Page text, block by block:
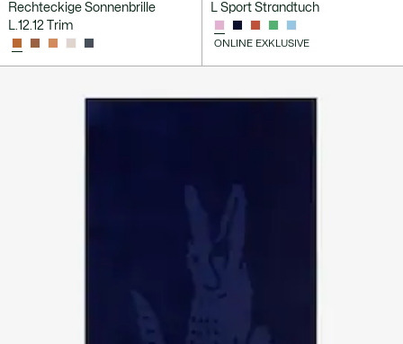
Rechteckige Sonnenbrille
L.12.12 Trim
L Sport Strandtuch
ONLINE EXKLUSIVE